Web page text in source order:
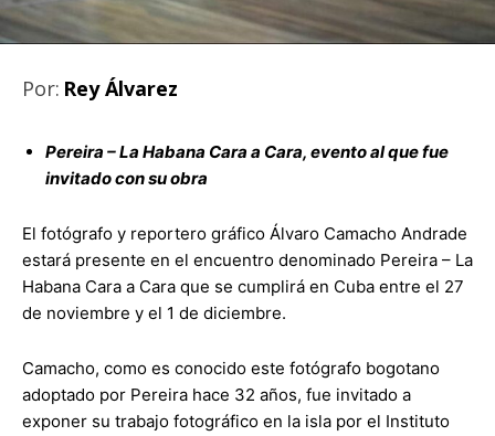
Por: Rey Álvarez
Pereira – La Habana Cara a Cara, evento al que fue
invitado con su obra
El fotógrafo y reportero gráfico Álvaro Camacho Andrade
estará presente en el encuentro denominado Pereira – La
Habana Cara a Cara que se cumplirá en Cuba entre el 27
de noviembre y el 1 de diciembre.
Camacho, como es conocido este fotógrafo bogotano
adoptado por Pereira hace 32 años, fue invitado a
exponer su trabajo fotográfico en la isla por el Instituto